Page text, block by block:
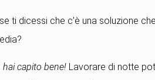
ti dicessi che c’è una soluzione
hai capito bene! Lavorare di notte